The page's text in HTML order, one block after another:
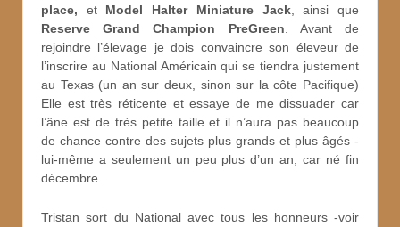
place, et Model Halter Miniature Jack, ainsi que
Reserve Grand Champion PreGreen. Avant de
rejoindre l’élevage je dois convaincre son éleveur de
l’inscrire au National Américain qui se tiendra justement
au Texas (un an sur deux, sinon sur la côte Pacifique)
Elle est très réticente et essaye de me dissuader car
l’âne est de très petite taille et il n’aura pas beaucoup
de chance contre des sujets plus grands et plus âgés -
lui-même a seulement un peu plus d’un an, car né fin
décembre.
Tristan sort du National avec tous les honneurs -voir